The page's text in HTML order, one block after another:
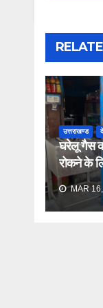
उत्तराखण्ड
घरेलू गैस
रोकने के
MAR